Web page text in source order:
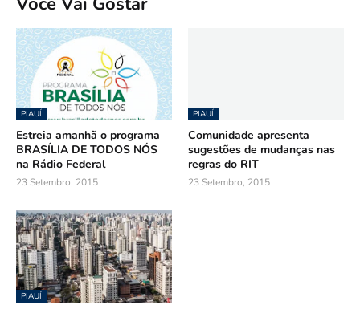
PIAUÍ
Estreia amanhã o programa
BRASÍLIA DE TODOS NÓS
na Rádio Federal
23 Setembro, 2015
PIAUÍ
Comunidade apresenta
sugestões de mudanças nas
regras do RIT
23 Setembro, 2015
PIAUÍ